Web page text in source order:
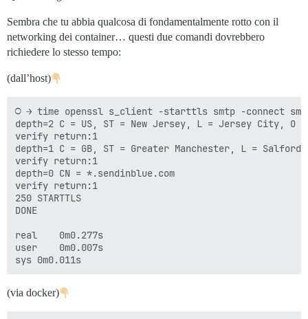
Sembra che tu abbia qualcosa di fondamentalmente rotto con il
networking dei container… questi due comandi dovrebbero
richiedere lo stesso tempo:
(dall’host)
○ → time openssl s_client -starttls smtp -connect
depth=2 C = US, ST = New Jersey, L = Jersey City, O =
verify return:1
depth=1 C = GB, ST = Greater Manchester, L =
verify return:1
depth=0 CN = *.sendinblue.com
verify return:1
250 STARTTLS
DONE
real	0m0.277s
user	0m0.007s
(via docker)